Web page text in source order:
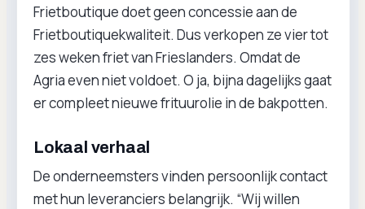
Frietboutique doet geen concessie aan de
Frietboutiquekwaliteit. Dus verkopen ze vier tot
zes weken friet van Frieslanders. Omdat de
Agria even niet voldoet. O ja, bijna dagelijks gaat
er compleet nieuwe frituurolie in de bakpotten.
Lokaal verhaal
De onderneemsters vinden persoonlijk contact
met hun leveranciers belangrijk. “Wij willen